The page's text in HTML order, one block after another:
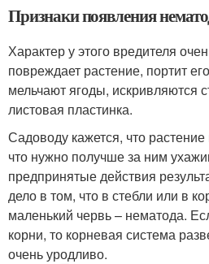
Признаки появления
Характер у этого вредителя
повреждает растение, портит
мельчают ягоды, искривляются
листовая пластинка.
Садоводу кажется, что
что нужно получше за ним
предпринятые действия
дело в том, что в стебли или в
маленький червь – нематода.
корни, то корневая система
очень уродливо.